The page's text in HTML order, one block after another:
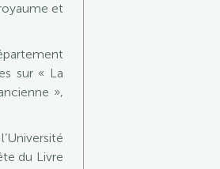
et
sur « La
»,
du Livre